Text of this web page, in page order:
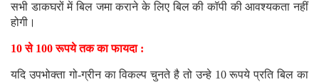
सभी डाकघरों में बिल जमा कराने के लिए बिल की कॉपी की आवश्यकता नहीं
होगी।
10 से 100 रूपये तक का फायदा :
यदि उपभोक्ता‍ गो-ग्रीन का विकल्प चुनते है तो उन्हे 10 रूपये प्रति बिल का